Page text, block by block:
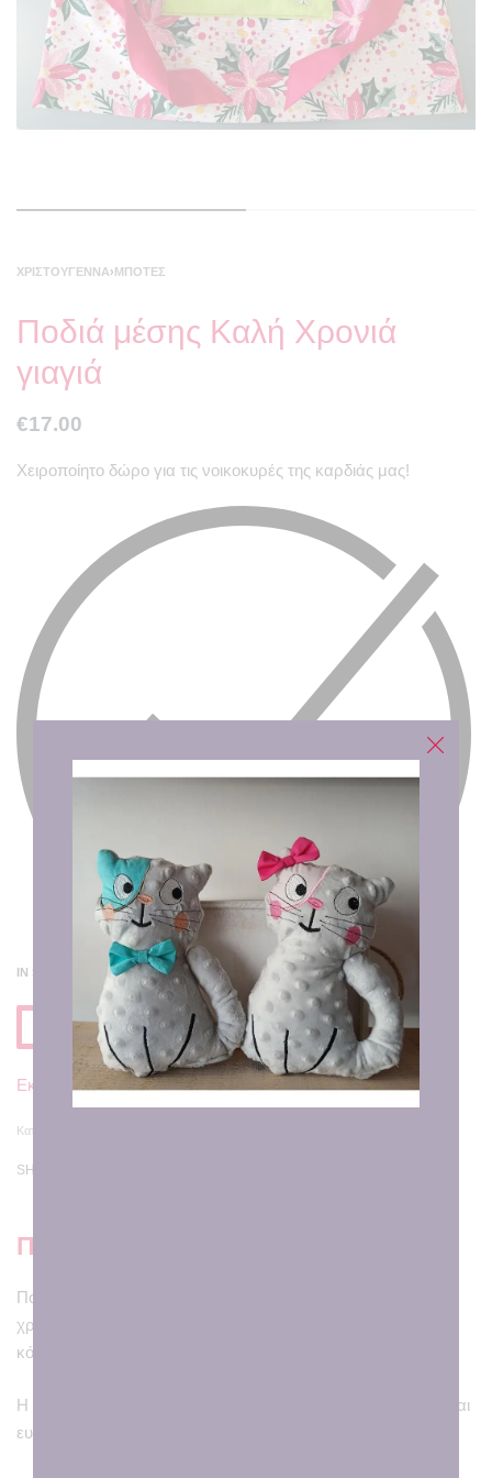
ΧΡΙΣΤΟΎΓΕΝΝΑ›ΜΠΌΤΕΣ
Ποδιά μέσης Καλή Χρονιά
γιαγιά
€17.00
Χειροποίητο δώρο για τις νοικοκυρές της καρδιάς μας!
IN STOCK
Προσθηκη στο Καλαθι
Εκτιμώμενη Παράδοση σε 7 - 8 εργάσιμες ημέρες
Κατηγορίες:
SHARE
Περιγραφή
Ποδιά μέσης με διπλό ύφασμα, λονέτα με μοτίβο
χριστουγεννιάτικα λουλούδια στην μπροστινή πλευρά και
κόκκινη ποπλίνα στην πίσω πλευρά!
Η μεγάλη τσέπη έχει κεντημένη την αγαπημένη μας γιαγιά και
ευχές!!